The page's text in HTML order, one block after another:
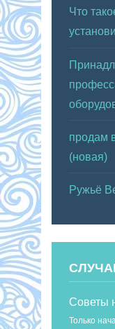
Что
продам
(новая)
Ружьё
Советы
Только